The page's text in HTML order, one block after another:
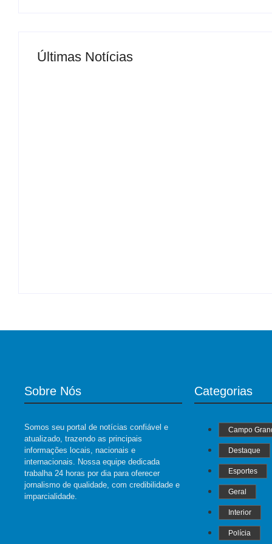
Últimas Notícias
Sobre Nós
Somos seu portal de notícias confiável e
atualizado, trazendo as principais
informações locais, nacionais e
internacionais. Nossa equipe dedicada
trabalha 24 horas por dia para oferecer
jornalismo de qualidade, com credibilidade e
imparcialidade.
Categorias
Campo
Destaque
Esportes
Geral
Interior
Polícia